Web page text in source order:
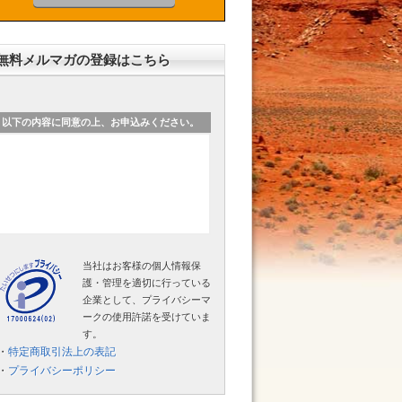
料メルマガの登録はこちら
以下の内容に同意の上、お申込みください。
当社はお客様の個人情報保
護・管理を適切に行っている
企業として、プライバシーマ
ークの使用許諾を受けていま
す。
・ 特定商取引法上の表記
・ プライバシーポリシー